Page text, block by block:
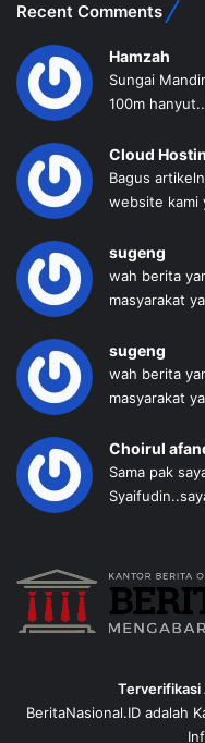
Recent Comments
Hamzah
Sungai
100m
Cloud
Bagus
website kami
sugeng
wah berita
masyarakat
sugeng
wah berita
masyarakat
Choirul
Sama pak
Terverifikasi
BeritaNasional.ID adalah